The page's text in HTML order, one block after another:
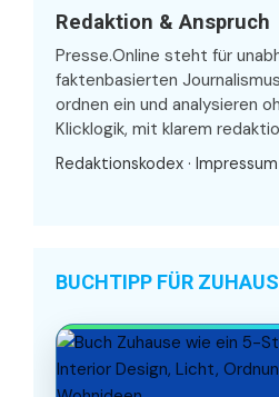
Redaktion & Anspruch
Presse.Online steht für
faktenbasierten
ordnen ein und analysieren
Klicklogik, mit klarem
Redaktionskodex · Impressum
BUCHTIPP FÜR